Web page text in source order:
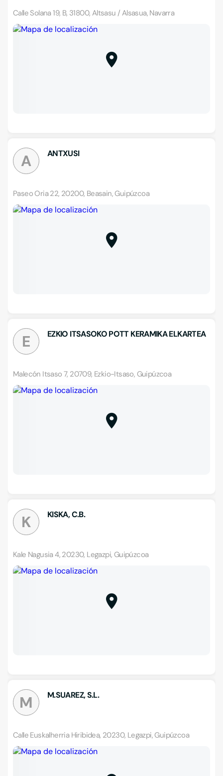
Calle Solana 19, B, 31800, Altsasu / Alsasua, Navarra
A ANTXUSI
Paseo Oria 22, 20200, Beasain, Guipúzcoa
E EZKIO ITSASOKO POTT KERAMIKA ELKARTEA
Malecón Itsaso 7, 20709, Ezkio-Itsaso, Guipúzcoa
K KISKA, C.B.
Kale Nagusia 4, 20230, Legazpi, Guipúzcoa
M M.SUAREZ, S.L.
Calle Euskalherria Hiribidea, 20230, Legazpi, Guipúzcoa